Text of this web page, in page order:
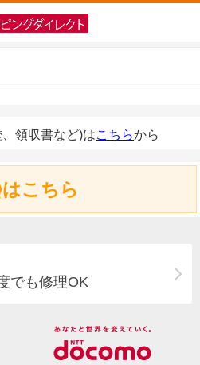
領収書など)はこちらから
こちら
でも修理OK